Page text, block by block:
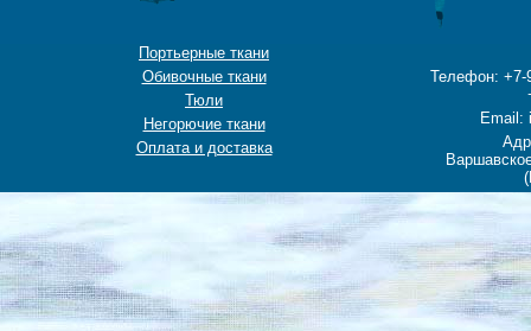
Портьерные ткани
Обивочные ткани
Тюли
Негорючие ткани
Оплата и доставка
Телефон: +7-
Email: